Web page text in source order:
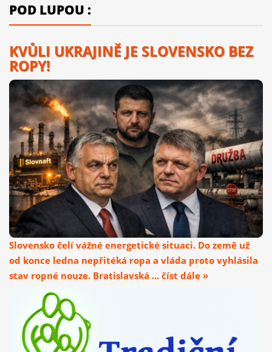
POD LUPOU :
KVŮLI UKRAJINĚ JE SLOVENSKO BEZ
ROPY!
Slovensko čelí vážné energetické situaci. Do země už
od konce ledna nepřitéká ropa a vláda proto vyhlásila
stav ropné nouze. Bratislavská ... číst dále »